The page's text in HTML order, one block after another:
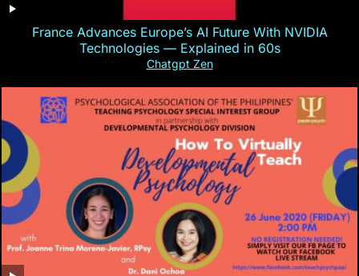
France Advances Europe’s AI Future With NVIDIA
Technologies — Explained in 60s
Chatgpt Zen